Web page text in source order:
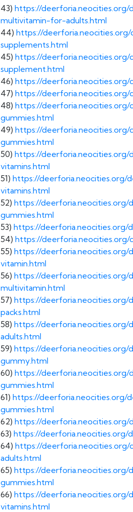
43) https://
multivitamin-for-adults.html
44) https://
supplements.html
45) https://
supplement.html
46) https://
47) https://
48) https://
gummies.html
49) https://
gummies.html
50) https://
vitamins.html
51) https://deerforia.neocities.org/
vitamins.html
52) https://
gummies.html
53) https://
54) https://
55) https://
vitamin.html
56) https://
multivitamin.html
57) https://
packs.html
58) https://
adults.html
59) https://
gummy.html
60) https://
gummies.html
61) https://deerforia.neocities.org/
gummies.html
62) https://
63) https://
64) https://
adults.html
65) https://
gummies.html
66) https://
vitamins.html